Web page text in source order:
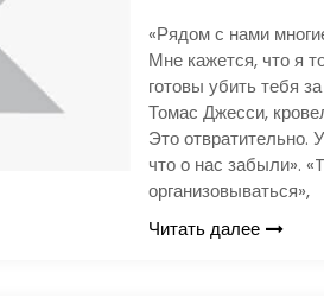
«Рядом с нами
Мне кажется, что я
готовы убить тебя
Томас Джесси,
Это отвратительно.
что о нас забыли».
организовываться»,
Читать далее